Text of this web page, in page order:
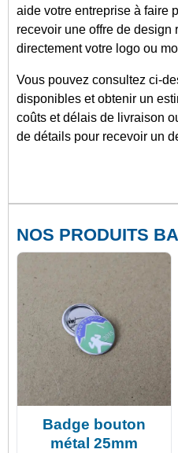
aide votre entreprise à faire
recevoir une offre de design
directement votre logo ou
Vous pouvez consultez ci-
disponibles et obtenir un
coûts et délais de livraison
de détails pour recevoir un
NOS PRODUITS
Badge bouton
métal 25mm